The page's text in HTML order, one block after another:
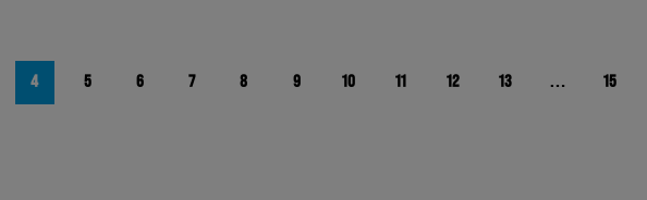
4 5 6 7 8 9 10 11 12 13 … 15